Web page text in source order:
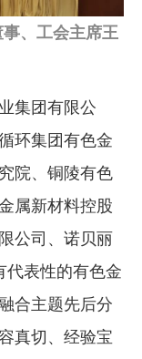
、工会主席王
集团有限公
环集团有色金
院、铜陵有色
属新材料控股
公司、诺贝丽
代表性的有色金
合主题先后分
真切、经验宝